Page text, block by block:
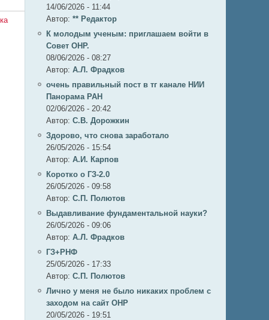
14/06/2026 - 11:44
Автор: ** Редактор
К молодым ученым: приглашаем войти в
Совет ОНР.
08/06/2026 - 08:27
Автор: А.Л. Фрадков
очень правильный пост в тг канале НИИ
Панорама РАН
02/06/2026 - 20:42
Автор: С.В. Дорожкин
Здорово, что снова заработало
26/05/2026 - 15:54
Автор: А.И. Карпов
Коротко о ГЗ-2.0
26/05/2026 - 09:58
Автор: C.П. Полютов
Выдавливание фундаментальной науки?
26/05/2026 - 09:06
Автор: А.Л. Фрадков
ГЗ+РНФ
25/05/2026 - 17:33
Автор: C.П. Полютов
Лично у меня не было никаких проблем с
заходом на сайт ОНР
20/05/2026 - 19:51